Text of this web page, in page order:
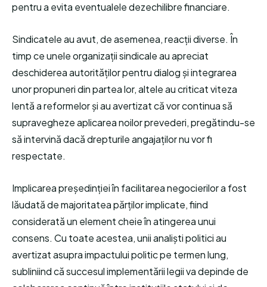
pentru a evita eventualele dezechilibre financiare.
Sindicatele au avut, de asemenea, reacții diverse. În
timp ce unele organizații sindicale au apreciat
deschiderea autorităților pentru dialog și integrarea
unor propuneri din partea lor, altele au criticat viteza
lentă a reformelor și au avertizat că vor continua să
supravegheze aplicarea noilor prevederi, pregătindu-se
să intervină dacă drepturile angajaților nu vor fi
respectate.
Implicarea președinției în facilitarea negocierilor a fost
lăudată de majoritatea părților implicate, fiind
considerată un element cheie în atingerea unui
consens. Cu toate acestea, unii analiști politici au
avertizat asupra impactului politic pe termen lung,
subliniind că succesul implementării legii va depinde de